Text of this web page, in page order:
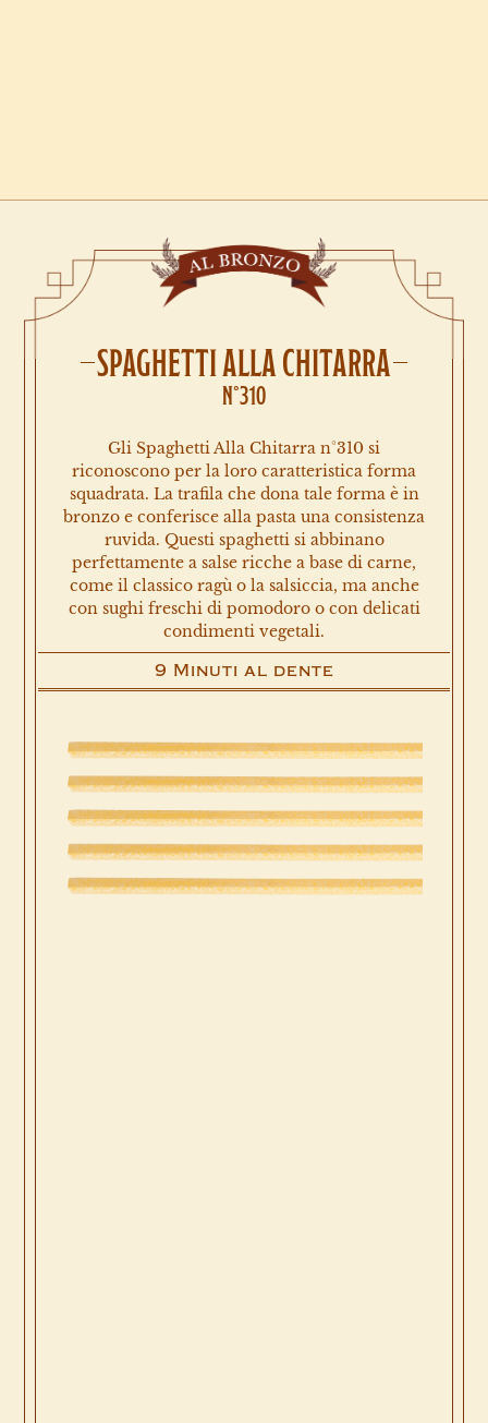
SPAGHETTI ALLA CHITARRA
N°310
Gli Spaghetti Alla Chitarra n°310 si
riconoscono per la loro caratteristica forma
squadrata. La trafila che dona tale forma è in
bronzo e conferisce alla pasta una consistenza
ruvida. Questi spaghetti si abbinano
perfettamente a salse ricche a base di carne,
come il classico ragù o la salsiccia, ma anche
con sughi freschi di pomodoro o con delicati
condimenti vegetali.
9 Minuti al dente